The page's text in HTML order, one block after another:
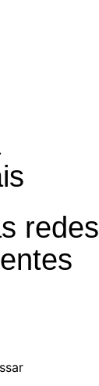
redes